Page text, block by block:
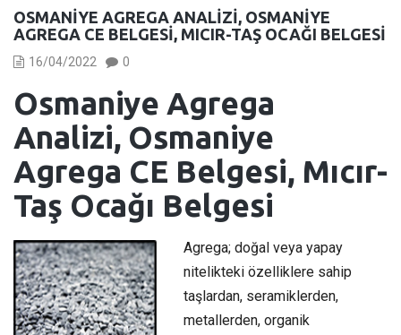
OSMANIYE AGREGA ANALIZI, OSMANIYE
AGREGA CE BELGESI, MICIR-TAŞ OCAĞI BELGESI
16/04/2022 0
Osmaniye Agrega
Analizi, Osmaniye
Agrega CE Belgesi, Mıcır-
Taş Ocağı Belgesi
Agrega; doğal veya yapay
nitelikteki özelliklere sahip
taşlardan, seramiklerden,
metallerden, organik